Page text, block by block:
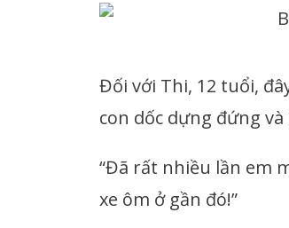
Đối với Thi, 12 tuổi,
con dốc dựng đứng
“Đã rất nhiều lần em
xe ôm ở gần đó!”